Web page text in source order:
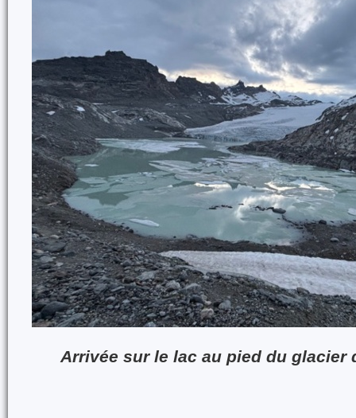
Arrivée sur le lac au pied du glacier